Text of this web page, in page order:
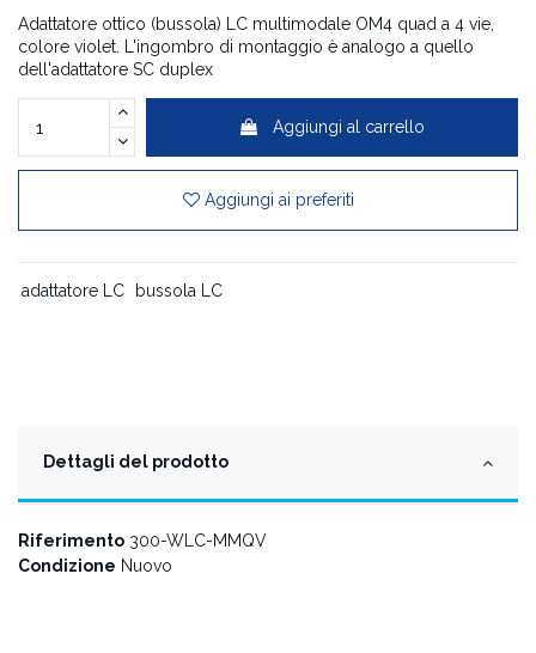
Adattatore ottico (bussola) LC multimodale OM4 quad a 4 vie,
colore violet. L'ingombro di montaggio è analogo a quello
dell'adattatore SC duplex
Aggiungi al carrello
Aggiungi ai preferiti
adattatore LC bussola LC
Dettagli del prodotto
Riferimento 300-WLC-MMQV
Condizione Nuovo